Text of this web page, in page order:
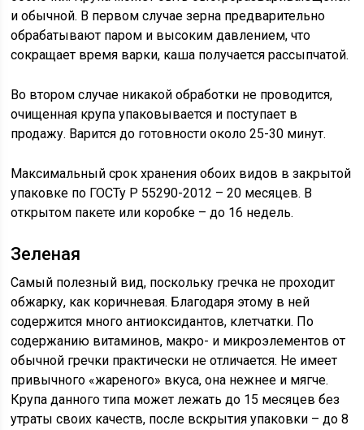
и обычной. В первом случае зерна предварительно
обрабатывают паром и высоким давлением, что
сокращает время варки, каша получается рассыпчатой.
Во втором случае никакой обработки не проводится,
очищенная крупа упаковывается и поступает в
продажу. Варится до готовности около 25-30 минут.
Максимальный срок хранения обоих видов в закрытой
упаковке по ГОСТу Р 55290-2012 – 20 месяцев. В
открытом пакете или коробке – до 16 недель.
Зеленая
Самый полезный вид, поскольку гречка не проходит
обжарку, как коричневая. Благодаря этому в ней
содержится много антиоксидантов, клетчатки. По
содержанию витаминов, макро- и микроэлементов от
обычной гречки практически не отличается. Не имеет
привычного «жареного» вкуса, она нежнее и мягче.
Крупа данного типа может лежать до 15 месяцев без
утраты своих качеств, после вскрытия упаковки – до 8